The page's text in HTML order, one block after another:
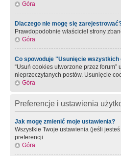
Góra
Dlaczego nie mogę się
Prawdopodobnie właściciel strony
Góra
Co spowoduje "Usunięcie
“Usuń cookies utworzone przez
nieprzeczytanych postów. Usunięcie
Góra
Preferencje i ustawienia
Jak mogę zmienić moje ustawienia?
Wszystkie Twoje ustawienia (jeśli
preferencji.
Góra